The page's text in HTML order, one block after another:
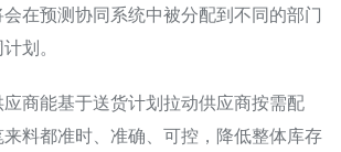
在预测协同系统中被分配到不同的部门
划。
商能基于送货计划拉动供应商按需配
料都准时、准确、可控，降低整体库存